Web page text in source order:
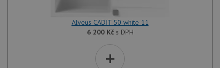
Alveus CADIT 50 white 11
6 200 Kčs DPH
+